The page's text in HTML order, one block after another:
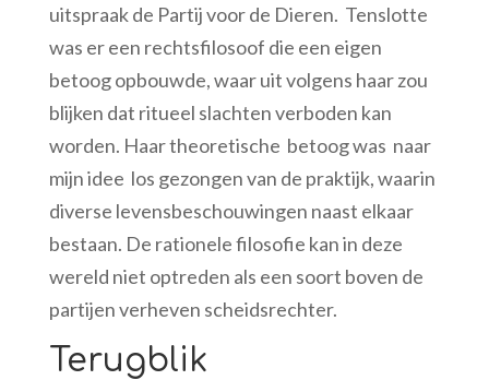
uitspraak de Partij voor de Dieren. Tenslotte
was er een rechtsfilosoof die een eigen
betoog opbouwde, waar uit volgens haar zou
blijken dat ritueel slachten verboden kan
worden. Haar theoretische betoog was naar
mijn idee los gezongen van de praktijk, waarin
diverse levensbeschouwingen naast elkaar
bestaan. De rationele filosofie kan in deze
wereld niet optreden als een soort boven de
partijen verheven scheidsrechter.
Terugblik